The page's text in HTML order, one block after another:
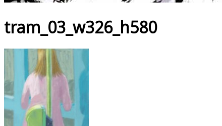
tram_03_w326_h580